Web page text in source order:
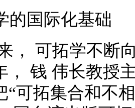
的国际化基础
， 可拓学不断
， 钱 伟长教授
“可拓集合和不